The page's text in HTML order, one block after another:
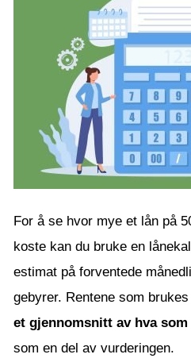
For å se hvor mye et lån på
koste kan du bruke en
estimat på forventede
gebyrer. Rentene som
et gjennomsnitt av hva
som en del av vurderingen.